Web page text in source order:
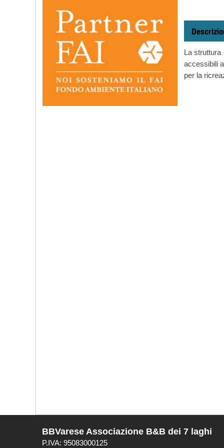
La struttura
accessibili
per la
BBVarese Associazione B&B dei 7 laghi
P.IVA: 95083000125